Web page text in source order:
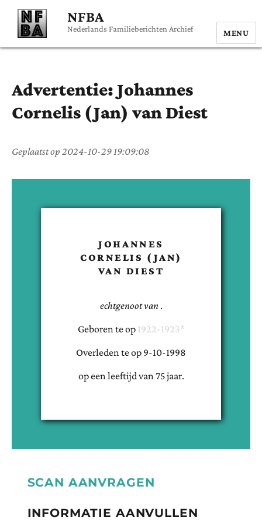
NFBA
Nederlands Familieberichten Archief MENU
Advertentie: Johannes
Cornelis (Jan) van Diest
Geplaatst op 2024-10-29 19:09:08
JOHANNES
CORNELIS (JAN)
VAN DIEST
echtgenoot van .
Geboren teop 1922-1923*
Overleden teop 9-10-1998
op een leeftijd van 75jaar.
SCAN AANVRAGEN
INFORMATIE AANVULLEN